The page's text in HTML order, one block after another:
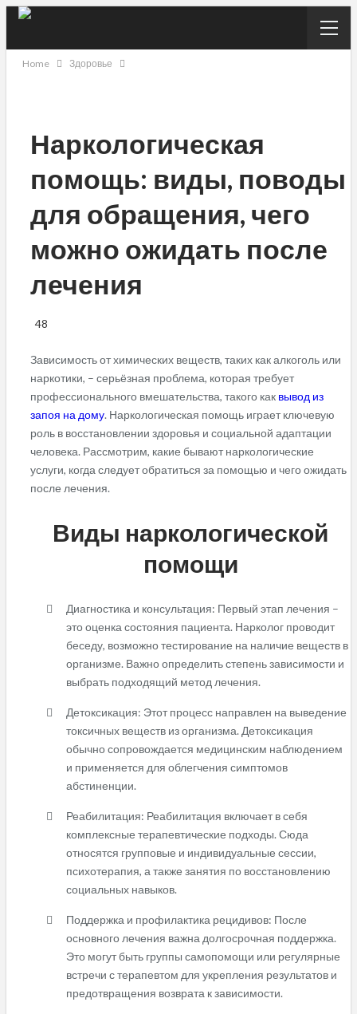
Home Здоровье
Наркологическая
помощь: виды, поводы
для обращения, чего
можно ожидать после
лечения
48
Зависимость от химических веществ, таких как алкоголь или
наркотики, – серьёзная проблема, которая требует
профессионального вмешательства, такого как вывод из
запоя на дому. Наркологическая помощь играет ключевую
роль в восстановлении здоровья и социальной адаптации
человека. Рассмотрим, какие бывают наркологические
услуги, когда следует обратиться за помощью и чего ожидать
после лечения.
Виды наркологической
помощи
Диагностика и консультация: Первый этап лечения –
это оценка состояния пациента. Нарколог проводит
беседу, возможно тестирование на наличие веществ в
организме. Важно определить степень зависимости и
выбрать подходящий метод лечения.
Детоксикация: Этот процесс направлен на выведение
токсичных веществ из организма. Детоксикация
обычно сопровождается медицинским наблюдением
и применяется для облегчения симптомов
абстиненции.
Реабилитация: Реабилитация включает в себя
комплексные терапевтические подходы. Сюда
относятся групповые и индивидуальные сессии,
психотерапия, а также занятия по восстановлению
социальных навыков.
Поддержка и профилактика рецидивов: После
основного лечения важна долгосрочная поддержка.
Это могут быть группы самопомощи или регулярные
встречи с терапевтом для укрепления результатов и
предотвращения возврата к зависимости.